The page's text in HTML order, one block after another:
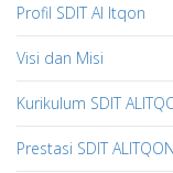
Profil SDIT Al Itqon
Visi dan Misi
Kurikulum SDIT
Prestasi SDIT ALITQON